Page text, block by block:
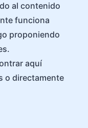
al contenido
funciona
proponiendo
aquí
o directamente